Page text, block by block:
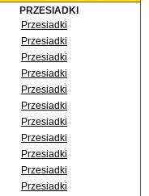
PRZESIADKI
Przesiadki
Przesiadki
Przesiadki
Przesiadki
Przesiadki
Przesiadki
Przesiadki
Przesiadki
Przesiadki
Przesiadki
Przesiadki